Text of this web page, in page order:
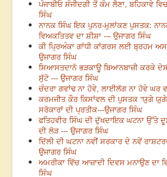
ਪੰਜਾਬੀਓ ਸੰਜੀਦਗੀ ਤੋਂ ਕੰਮ ਲੈਣਾ, ਬਹਿਕਾਵੇ
ਸਿੰਘ
ਨਾਨਕ ਸਿੰਘ ਇਕ ਪੁਨਰ-ਮੁਲਾਂਕਣ ਪੁਸਤਕ:
ਵਿਅਕਤਿਤਵ ਦਾ ਸ਼ੀਸ਼ਾ --- ਉਜਾਗਰ ਸਿੰਘ
ਕੀ ਪ੍ਰਿਅੰਕਾ ਗਾਂਧੀ ਕਾਂਗਰਸ ਲਈ ਬ੍ਰਹਮ
ਉਜਾਗਰ ਸਿੰਘ
ਸਿਆਸਤਦਾਨੋ ਭੜਕਾਊ ਬਿਆਨਬਾਜ਼ੀ ਕਰਕੇ
ਸੁੱਟੋ --- ਉਜਾਗਰ ਸਿੰਘ
ਚੰਦਰਾ ਗਵਾਂਢ ਨਾ ਹੋਵੇ, ਲਾਈਲੱਗ ਨਾ ਹੋਵੇ ਘਰ
ਕਰਮਜੀਤ ਕੌਰ ਕਿਸਾਂਵਲ ਦੀ ਪੁਸਤਕ “ਯੁਗੇ ਯੁਗੇ
ਸਰੋਕਾਰਾਂ ਦੀ ਪ੍ਰਤੀਕ---ਉਜਾਗਰ ਸਿੰਘ
ਫਤਿਹਵੀਰ ਸਿੰਘ ਦੀ ਦੁੱਖਦਾਇਕ ਘਟਨਾ ਉੱਤੇ
ਦੀ ਲੋੜ --- ਉਜਾਗਰ ਸਿੰਘ
ਦਿੱਲੀ ਦੀ ਘਟਨਾ ਨਵੀਂ ਸਰਕਾਰ ਦੇ ਨਵੇਂ
ਉਜਾਗਰ ਸਿੰਘ
ਅਮਰੀਕਾ ਵਿੱਚ ਆਜ਼ਾਦੀ ਦਿਵਸ ਮਨਾਉਣ ਦਾ
ਸਿੰਘ